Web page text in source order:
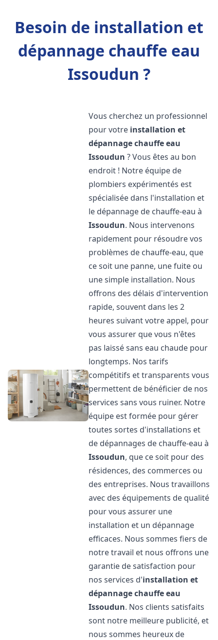
Besoin de installation et
dépannage chauffe eau
Issoudun ?
Vous cherchez un professionnel
pour votre installation et
dépannage chauffe eau
Issoudun ? Vous êtes au bon
endroit ! Notre équipe de
plombiers expérimentés est
spécialisée dans l'installation et
le dépannage de chauffe-eau à
Issoudun. Nous intervenons
rapidement pour résoudre vos
problèmes de chauffe-eau, que
ce soit une panne, une fuite ou
une simple installation. Nous
offrons des délais d'intervention
rapide, souvent dans les 2
heures suivant votre appel, pour
vous assurer que vous n'êtes
pas laissé sans eau chaude pour
longtemps. Nos tarifs
compétitifs et transparents vous
permettent de bénéficier de nos
services sans vous ruiner. Notre
équipe est formée pour gérer
toutes sortes d'installations et
de dépannages de chauffe-eau à
Issoudun, que ce soit pour des
résidences, des commerces ou
des entreprises. Nous travaillons
avec des équipements de qualité
pour vous assurer une
installation et un dépannage
efficaces. Nous sommes fiers de
notre travail et nous offrons une
garantie de satisfaction pour
nos services d'installation et
dépannage chauffe eau
Issoudun. Nos clients satisfaits
sont notre meilleure publicité, et
nous sommes heureux de